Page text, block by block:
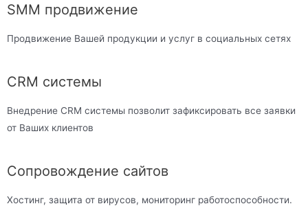
SMM продвижение
Продвижение Вашей продукции и услуг в социальных сетях
CRM системы
Внедрение CRM системы позволит зафиксировать все заявки
от Ваших клиентов
Сопровождение сайтов
Хостинг, защита от вирусов, мониторинг работоспособности.